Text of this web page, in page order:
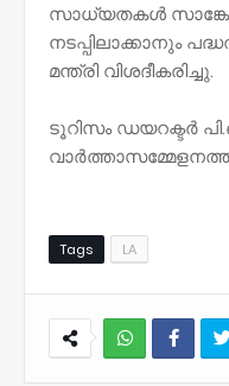
സാധ്യതകൾ
നടപ്പിലാക്കാനും
മന്ത്രി വിശദീകരിച്ചു.
ടൂറിസം ഡയറക്ടർ
Tags LA